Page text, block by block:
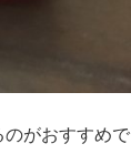
がおすすめで